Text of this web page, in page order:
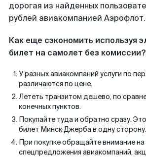
дорогая из найденных
рублей авиакомпанией Аэрофлот.
Как еще сэкономить используя
билет на самолет без комиссии?
У разных авиакомпаний услуги по
различаются по цене.
Лететь транзитом дешево, по
конечных пунктов.
Покупайте туда и обратно сразу.
билет Минск Джерба в одну сторону.
При покупке обращайте внимание
спецпредложения авиакомпаний,